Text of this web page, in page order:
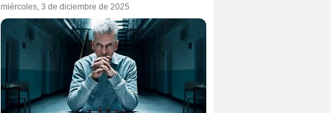
miércoles, 3 de diciembre de 2025